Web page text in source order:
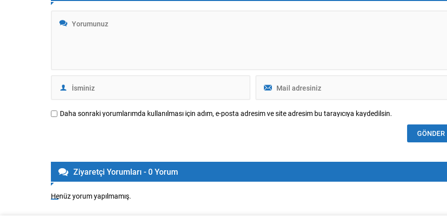
Daha sonraki yorumlarımda kullanılması için adım, e-posta adresim ve site adresim bu tarayıcıya kaydedilsin.
Ziyaretçi Yorumları - 0 Yorum
Henüz yorum yapılmamış.